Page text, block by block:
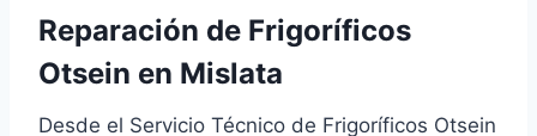
Reparación de Frigoríficos
Otsein en Mislata
Desde el Servicio Técnico de Frigoríficos Otsein